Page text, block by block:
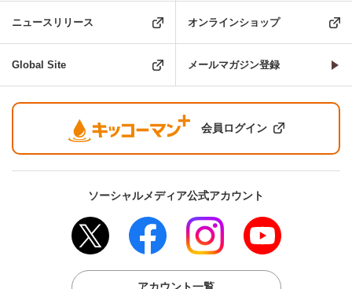
ニュースリリース オンラインショップ
Global Site メールマガジン登録
会員ログイン
ソーシャルメディア公式アカウント